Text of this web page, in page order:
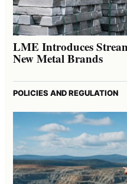
LME Introduces
New Metal Brands
POLICIES AND REGULATION